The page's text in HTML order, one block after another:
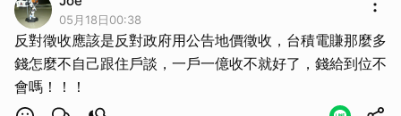
05月18日00:38
反對徵收應該是反對政府用公告地價徵收，台積電賺那麼多
錢怎麼不自己跟住戶談，一戶一億收不就好了，錢給到位不
會嗎！！！